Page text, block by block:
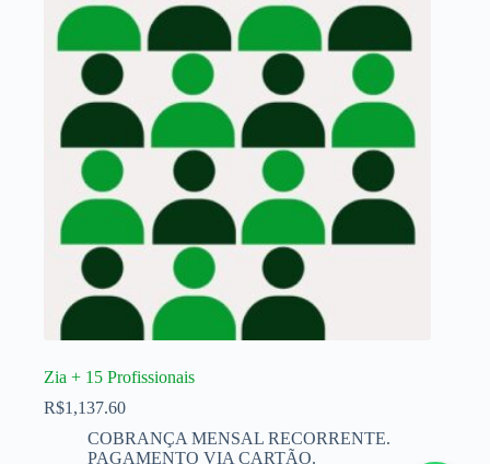
Zia + 15 Profissionais
R$1,137.60
COBRANÇA MENSAL RECORRENTE.
PAGAMENTO VIA CARTÃO.